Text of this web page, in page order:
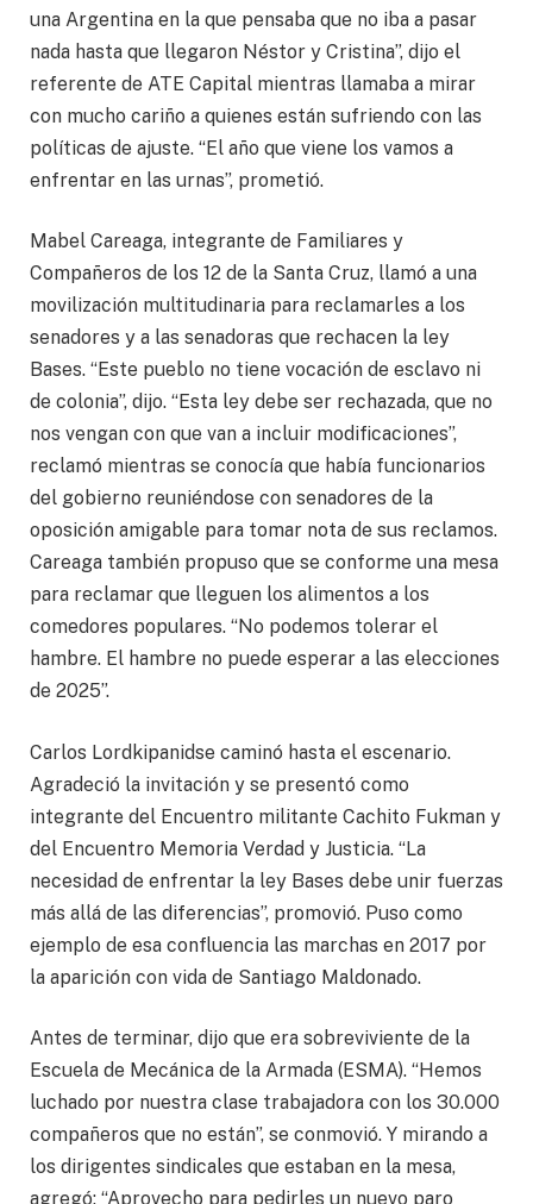
una Argentina en la que pensaba que no iba a pasar
nada hasta que llegaron Néstor y Cristina”, dijo el
referente de ATE Capital mientras llamaba a mirar
con mucho cariño a quienes están sufriendo con las
políticas de ajuste. “El año que viene los vamos a
enfrentar en las urnas”, prometió.
Mabel Careaga, integrante de Familiares y
Compañeros de los 12 de la Santa Cruz, llamó a una
movilización multitudinaria para reclamarles a los
senadores y a las senadoras que rechacen la ley
Bases. “Este pueblo no tiene vocación de esclavo ni
de colonia”, dijo. “Esta ley debe ser rechazada, que no
nos vengan con que van a incluir modificaciones”,
reclamó mientras se conocía que había funcionarios
del gobierno reuniéndose con senadores de la
oposición amigable para tomar nota de sus reclamos.
Careaga también propuso que se conforme una mesa
para reclamar que lleguen los alimentos a los
comedores populares. “No podemos tolerar el
hambre. El hambre no puede esperar a las elecciones
de 2025”.
Carlos Lordkipanidse caminó hasta el escenario.
Agradeció la invitación y se presentó como
integrante del Encuentro militante Cachito Fukman y
del Encuentro Memoria Verdad y Justicia. “La
necesidad de enfrentar la ley Bases debe unir fuerzas
más allá de las diferencias”, promovió. Puso como
ejemplo de esa confluencia las marchas en 2017 por
la aparición con vida de Santiago Maldonado.
Antes de terminar, dijo que era sobreviviente de la
Escuela de Mecánica de la Armada (ESMA). “Hemos
luchado por nuestra clase trabajadora con los 30.000
compañeros que no están”, se conmovió. Y mirando a
los dirigentes sindicales que estaban en la mesa,
agregó: “Aprovecho para pedirles un nuevo paro